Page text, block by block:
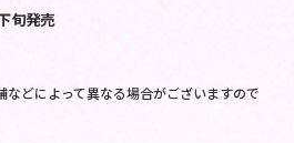
旬発売
どによって異なる場合がございますので